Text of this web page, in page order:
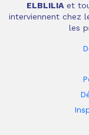
ELBLILIA et
interviennent chez
les